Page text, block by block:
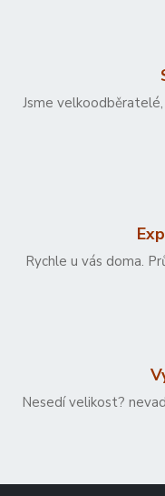
Jsme
Rychle u vás doma.
Nesedí velikost?